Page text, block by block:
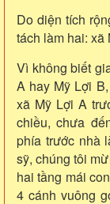
Do diện tích
tách làm hai: xã
Vì không biết
A hay Mỹ Lợi
xã Mỹ Lợi A
chiều, chưa
phía trước nhà
sỹ, chúng tôi
hai tầng mái
4 cánh vuông